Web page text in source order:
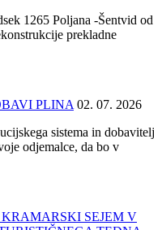
1265 Poljana -Šentvid od
prekladne
PLINA 02. 07. 2026
sistema in dobavitelj
odjemalce, da bo v
SEJEM V